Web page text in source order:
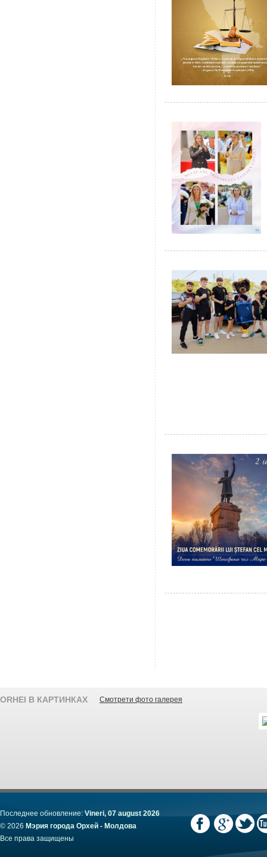
ORHEI В КАРТИНКАХ Смотрети фото галерея
Последнее обновление: Vineri, 07 august 2026
© 2026 Мэрия города Орхей - Молдова
Все права защищены